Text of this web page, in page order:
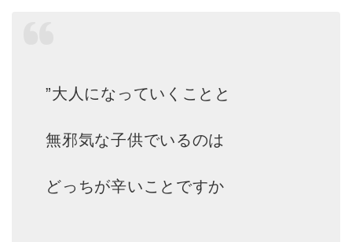
”大人になっていくことと
無邪気な子供でいるのは
どっちが辛いことですか